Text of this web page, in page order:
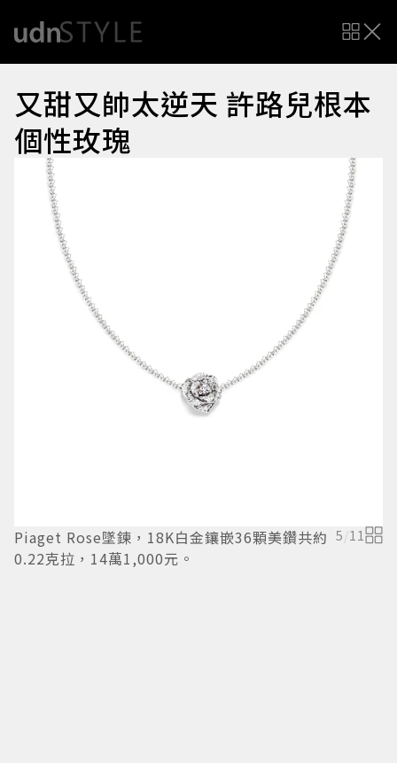
又甜又帥太逆天 許路兒根本
個性玫瑰
Piaget Rose墜鍊，18K白金鑲嵌36顆美鑽共約
0.22克拉，14萬1,000元。
5/11